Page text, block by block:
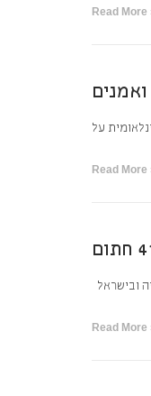
Read More
Read More
Read More